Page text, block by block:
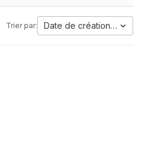
Trier par: Date de création la plus